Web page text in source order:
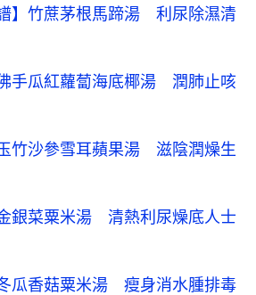
】竹蔗茅根馬蹄湯 利尿除濕清
手瓜紅蘿蔔海底椰湯 潤肺止咳
竹沙參雪耳蘋果湯 滋陰潤燥生
銀菜粟米湯 清熱利尿燥底人士
瓜香菇粟米湯 瘦身消水腫排毒